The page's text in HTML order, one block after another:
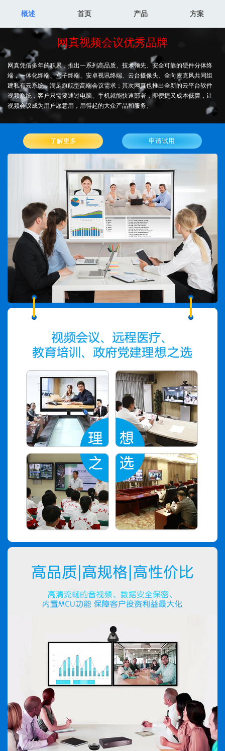
概述 首页 产品 方案
网真视频会议优秀品牌
网真凭借多年的积累，推出一系列高品质、技术领先、安全可靠的硬件分体终
端，一体化终端、盒子终端、安卓视讯终端、云台摄像头、全向麦克风共同组
建私有云系统，满足旗舰型高端会议需求；其次网真也推出全新的云平台软件
视频系统，客户只需要通过电脑、手机就能快速部署，即便捷又成本低廉，让
视频会议成为用户愿意用，用得起的大众产品和服务。
了解更多 申请试用